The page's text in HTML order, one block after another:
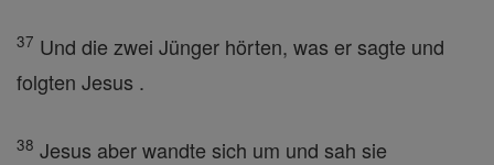
37 Und die zwei Jünger hörten, was er sagte und
folgten Jesus .
38 Jesus aber wandte sich um und sah sie